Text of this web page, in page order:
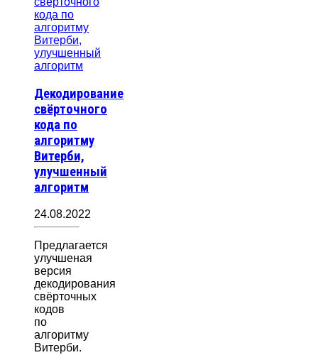
Декодирование
свёрточного
кода по
алгоритму
Витерби,
улучшенный
алгоритм
24.08.2022
Предлагается
улучшеная
версия
декодирования
свёрточных
кодов
по
алгоритму
Витерби.